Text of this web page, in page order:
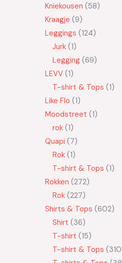
Kniekousen 58
Kraagje 9
Leggings 124
Jurk 1
Legging 69
LEVV 1
T-shirt & Tops 1
Like Flo 1
Moodstreet 1
rok 1
Quapi 7
Rok 1
T-shirt & Tops 1
Rokken 272
Rok 227
Shirts & Tops 602
Shirt 36
T-shirt 15
T-shirt & Tops 310